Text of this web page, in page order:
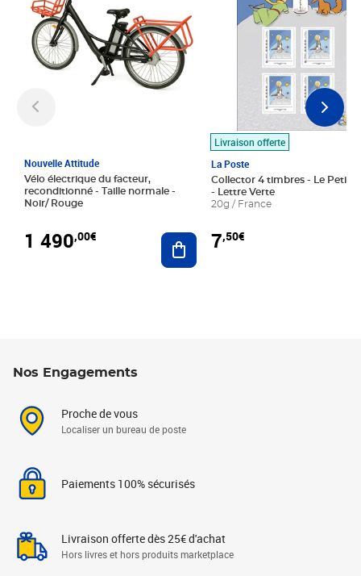
Nouvelle Attitude
Vélo électrique du facteur,
reconditionné - Taille normale -
Noir/ Rouge
1 490,00€ Ajouter au panier
Livraison offerte
La Poste
Collector 4 timbres - Le Petit
- Lettre Verte
20g / France
7,50€
Nos Engagements
Proche de vous
Localiser un bureau de poste
Paiements 100% sécurisés
Livraison offerte dès 25€ d'achat
Hors livres et hors produits marketplace